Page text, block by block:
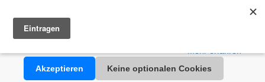
Warenkorb
Diese Website verwendet Cookies. Durch die Nutzung dieser
Webseite erklären Sie sich damit einverstanden, dass Cookies
Akzeptieren
Keine optionalen Cookies